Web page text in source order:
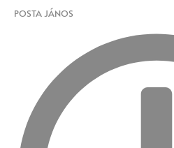
POSTA JÁNOS